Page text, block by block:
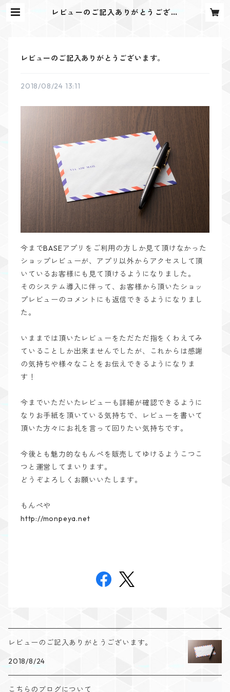
レビューのご記入ありがとうござい
レビューのご記入ありがとうございます。
2018/08/24 13:11
今までBASEアプリをご利用の方しか見て頂けなかった
ショップレビューが、アプリ以外からアクセスして頂
いているお客様にも見て頂けるようになりました。
そのシステム導入に伴って、お客様から頂いたショッ
プレビューのコメントにも返信できるようになりまし
た。
いままでは頂いたレビューをただただ指をくわえてみ
ていることしか出来ませんでしたが、これからは感謝
の気持ちや様々なことをお伝えできるようになりま
す！
今までいただいたレビューも詳細が確認できるように
なりお手紙を頂いている気持ちで、レビューを書いて
頂いた方々にお礼を言って回りたい気持ちです。
今後とも魅力的なもんぺを販売してゆけるようこつこ
つと運営してまいります。
どうぞよろしくお願いいたします。
もんぺや
http://monpeya.net
レビューのご記入ありがとうございます。
2018/8/24
こちらのブログについて